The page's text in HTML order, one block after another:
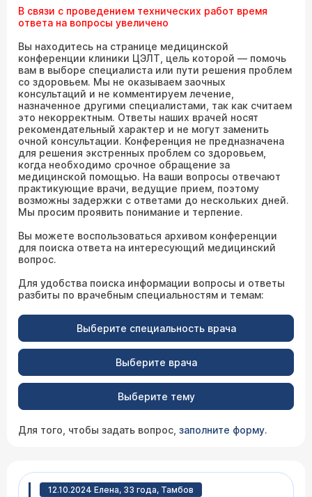
В связи с проведением технических работ время
ответа на вопросы увеличено
Вы находитесь на странице медицинской
конференции клиники ЦЭЛТ, цель которой — помочь
вам в выборе специалиста или пути решения проблем
со здоровьем. Мы не оказываем заочных
консультаций и не комментируем лечение,
назначенное другими специалистами, так как считаем
это некорректным. Ответы наших врачей носят
рекомендательный характер и не могут заменить
очной консультации. Конференция не предназначена
для решения экстренных проблем со здоровьем,
когда необходимо срочное обращение за
медицинской помощью. На ваши вопросы отвечают
практикующие врачи, ведущие прием, поэтому
возможны задержки с ответами до нескольких дней.
Мы просим проявить понимание и терпение.
Вы можете воспользоваться архивом конференции
для поиска ответа на интересующий медицинский
вопрос.
Для удобства поиска информации вопросы и ответы
разбиты по врачебным специальностям и темам:
Выберите специальность врача
Выберите врача
Выберите тему
Для того, чтобы задать вопрос, заполните форму.
12.10.2024 Елена, 33 года, Тамбов